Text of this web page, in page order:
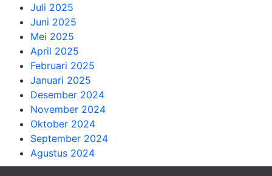
Juli 2025
Juni 2025
Mei 2025
April 2025
Februari 2025
Januari 2025
Desember 2024
November 2024
Oktober 2024
September 2024
Agustus 2024